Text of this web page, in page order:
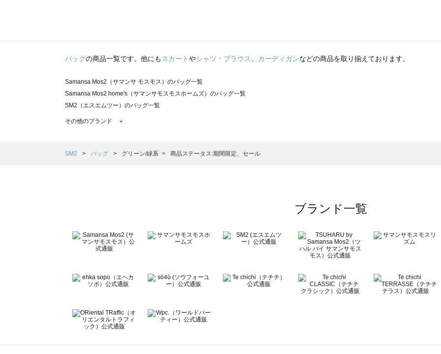
バッグの商品一覧です。他にも スカートやシャツ・ブラウス カーディガンなどの商品を取り揃えております。
Samansa Mos2（サマンサ モスモス）のバッグ一覧
Samansa Mos2 home's（サマンサモスモスホームズ）のバッグ一覧
SM2（エスエムツー）のバッグ一覧
TSUHARU by Samansa Mos2（ツハルバイサマンサモスモス）のバッグ一覧
Samansa Mos2 Lagom（サマンサモスモス ラーゴム）のバッグ一覧
BETTY'S BLUE（べティーズブルー）のバッグ一覧
Wpc.（ワールドパーティー）のバッグ一覧
その他のブランド ＋
SM2 バッグ グリーン/緑系 商品ステータス:期間限定、セール
ブランド一覧